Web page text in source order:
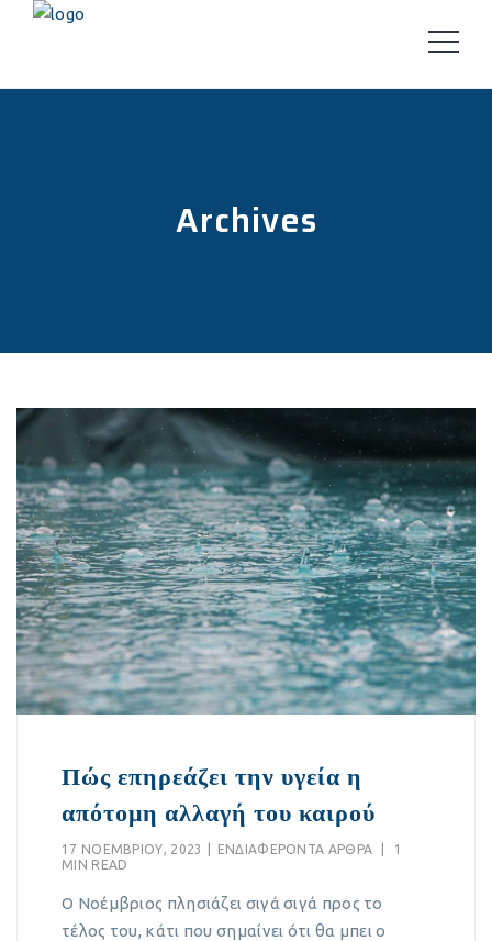
Archives
Πώς επηρεάζει την υγεία η
απότομη αλλαγή του καιρού
17 ΝΟΕΜΒΡΊΟΥ, 2023 EΝΔΙΑΦΈΡΟΝΤΑ ΆΡΘΡΑ
1
MIN READ
Ο Νοέμβριος πλησιάζει σιγά σιγά προς το
τέλος του, κάτι που σημαίνει ότι θα μπει ο